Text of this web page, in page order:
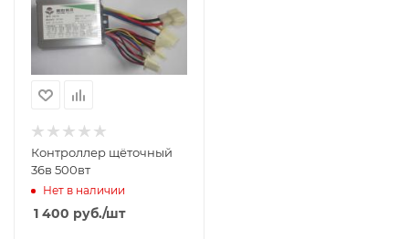
Контроллер щёточный
36в 500вт
Нет в наличии
1 400 руб./шт